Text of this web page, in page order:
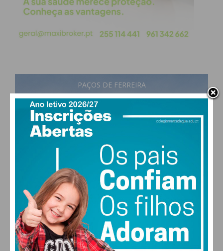
PAÇOS DE FERREIRA
22°
80% humidade
vento: 2m/s O
22°
SÁB
26
DOM
28°
SEG
30°